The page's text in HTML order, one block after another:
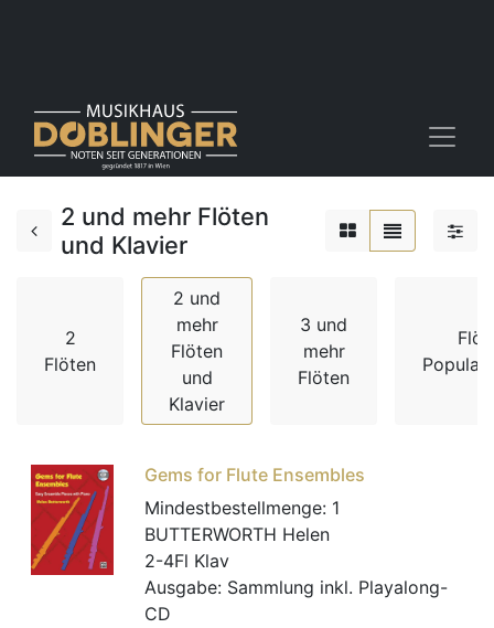
2 und mehr Flöten
und Klavier
2
Flöten
2 und
mehr
Flöten
und
Klavier
3 und
mehr
Flöten
Gems for Flute Ensembles
Mindestbestellmenge: 1
BUTTERWORTH Helen
2-4Fl Klav
Ausgabe: Sammlung inkl. Playalong-
CD